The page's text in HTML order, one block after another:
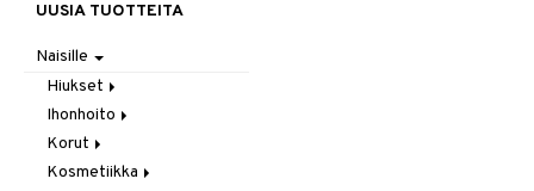
UUSIA TUOTTEITA
Naisille
Hiukset
Gift Set
Harjat / Kammat
Hiuskuurit
Ihonhoito
Aurinkotuotteet
Erikoistuotteet
Korut
Kaulakorut
Kosmetiikka